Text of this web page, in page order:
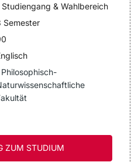
Studiengang & Wahlbereich
Semester
Philosophisch-
ZUM STUDIUM